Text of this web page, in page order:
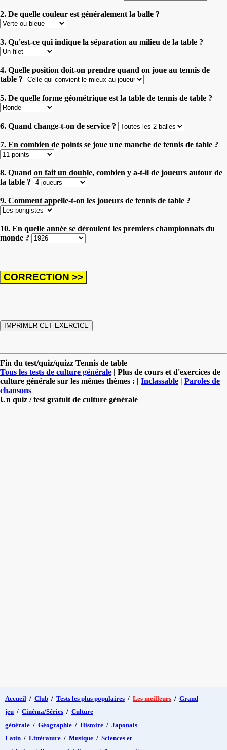
2. De quelle couleur est généralement la balle ?
3. Qu'est-ce qui indique la séparation au milieu de la table ?
4. Quelle position doit-on prendre quand on joue au tennis de
table ?
5. De quelle forme géométrique est la table de tennis de table ?
6. Quand change-t-on de service ?
7. En combien de points se joue une manche de tennis de table ?
8. Quand on fait un double, combien y a-t-il de joueurs autour de
la table ?
9. Comment appelle-t-on les joueurs de tennis de table ?
10. En quelle année se déroulent les premiers championnats du
monde ?
Fin du test/quiz/quizz Tennis de table
Tous les tests de culture générale | Plus de cours et d'exercices de
culture générale sur les mêmes thèmes : | Inclassable | Paroles de
chansons
Un quiz / test gratuit de culture générale
Accueil / Club / Tests les plus populaires / Les meilleurs / Grand
jeu / Cinéma/Séries / Culture
générale / Géographie / Histoire / Japonais
Latin / Littérature / Musique / Sciences et